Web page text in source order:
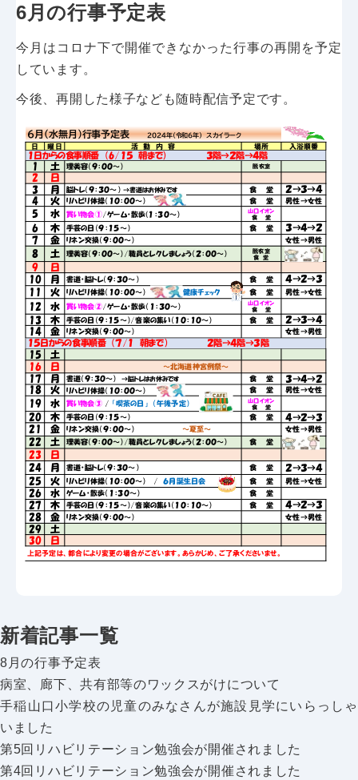
6月の行事予定表
今月はコロナ下で開催できなかった行事の再開を予定
しています。
今後、再開した様子なども随時配信予定です。
新着記事一覧
8月の行事予定表
病室、廊下、共有部等のワックスがけについて
手稲山口小学校の児童のみなさんが施設見学にいらっしゃ
いました
第5回リハビリテーション勉強会が開催されました
第4回リハビリテーション勉強会が開催されました